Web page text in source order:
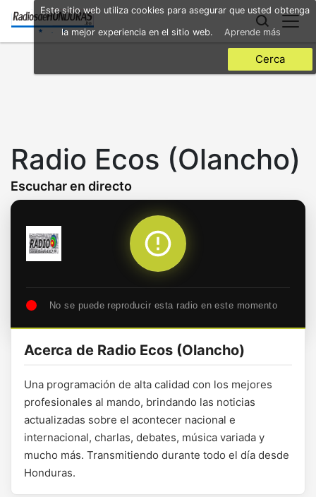
Skip
main
Radio Ecos (Olancho)
Escuchar en directo
No se puede reproducir esta radio en este momento
Acerca de Radio Ecos (Olancho)
Una programación de alta calidad con los mejores
profesionales al mando, brindando las noticias
actualizadas sobre el acontecer nacional e
internacional, charlas, debates, música variada y
mucho más. Transmitiendo durante todo el día desde
Honduras.
Este sitio web utiliza cookies para asegurar que usted obtenga
la mejor experiencia en el sitio web. Aprende más
Cerca